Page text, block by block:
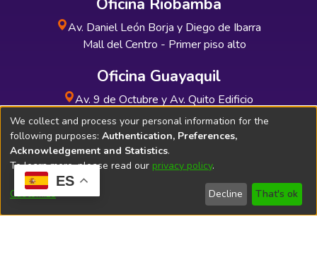
ES
Oficina Riobamba
Av. Daniel León Borja y Diego de Ibarra
Mall del Centro - Primer piso alto
Oficina Guayaquil
Av. 9 de Octubre y Av. Quito Edificio
INDUAUTO - Planta baja
Soporte Técnico Bibliolatino.com
We collect and process your personal information for the
following purposes: Authentication, Preferences,
Acknowledgement and Statistics.
To learn more, please read our privacy policy.
Customize Decline That's ok